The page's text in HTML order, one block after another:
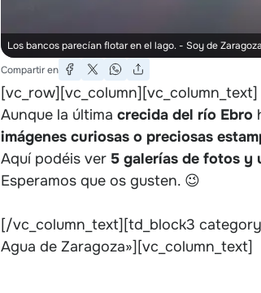
Los bancos parecían flotar en el lago. - Soy de Zaragoza
Compartir en
[vc_row][vc_column][vc_column_text]
Aunque la última crecida del río Ebro
imágenes curiosas o preciosas
Aquí podéis ver 5 galerías de fotos y
Esperamos que os gusten. 😉
[/vc_column_text][td_block3
Agua de Zaragoza»][vc_column_text]